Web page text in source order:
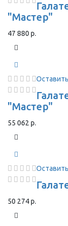
"Мастер"
47 880 р.
"Мастер"
55 062 р.
50 274 р.